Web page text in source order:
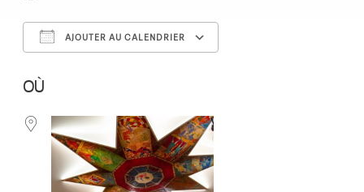
AJOUTER AU CALENDRIER
OÙ